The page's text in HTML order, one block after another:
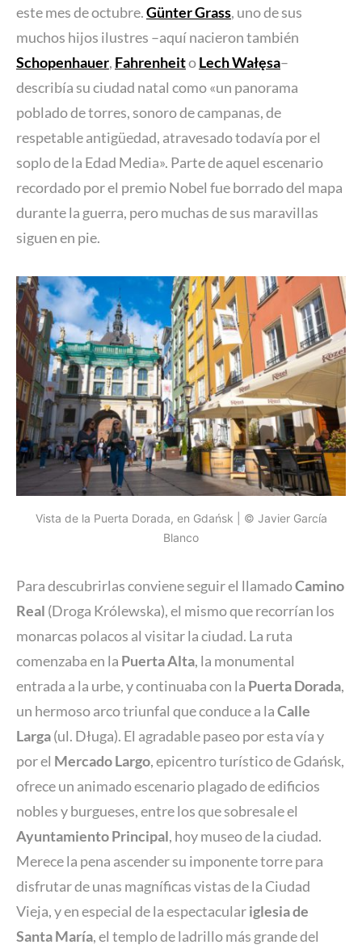
este mes de octubre.Günter Grass, uno de sus
muchos hijos ilustres –aquí nacieron también
Schopenhauer, FahrenheitoLech Wałęsa–
describía su ciudad natal como «un panorama
poblado de torres, sonoro de campanas, de
respetable antigüedad, atravesado todavía por el
soplo de la Edad Media». Parte de aquel escenario
recordado por el premio Nobel fue borrado del mapa
durante la guerra, pero muchas de sus maravillas
siguen en pie.
Vista de la Puerta Dorada, en Gdańsk | © Javier García
Blanco
Para descubrirlas conviene seguir el llamadoCamino
Real (Droga Królewska), el mismo que recorrían los
monarcas polacos al visitar la ciudad. La ruta
comenzaba en la Puerta Alta, la monumental
entrada a la urbe, y continuaba con la Puerta Dorada,
un hermoso arco triunfal que conduce a laCalle
Larga(ul. Długa). El agradable paseo por esta vía y
por el Mercado Largo, epicentro turístico de Gdańsk,
ofrece un animado escenario plagado de edificios
nobles y burgueses, entre los que sobresale el
Ayuntamiento Principal, hoy museo de la ciudad.
Merece la pena ascender su imponente torre para
disfrutar de unas magníficas vistas de la Ciudad
Vieja, y en especial de la espectaculariglesia de
Santa María, el templo de ladrillo más grande del